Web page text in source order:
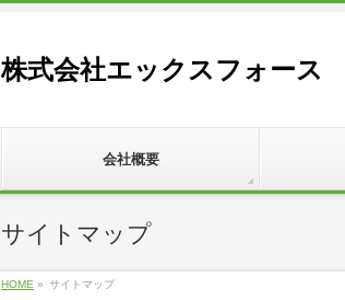
株式会社エックスフォース
会社概要
サイトマップ
HOME » サイトマップ